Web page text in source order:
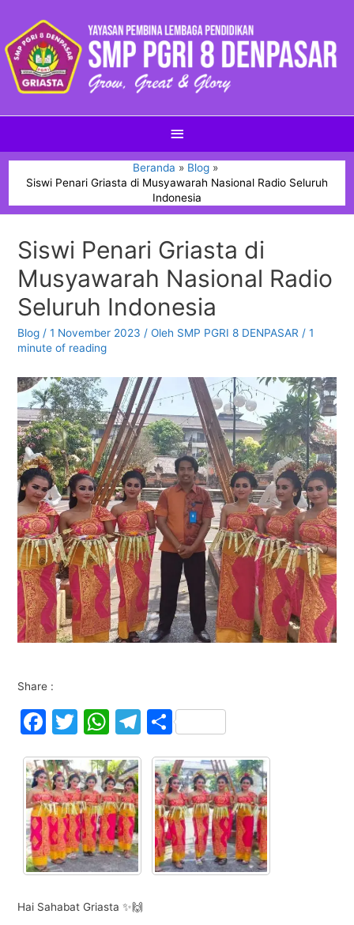
Beranda
Blog
Siswi Penari Griasta di Musyawarah Nasional Radio Seluruh
Indonesia
Siswi Penari Griasta di
Musyawarah Nasional Radio
Seluruh Indonesia
Blog / 1 November 2023 / Oleh SMP PGRI 8 DENPASAR / 1
minute of reading
Share :
F
c
e
b
o
o
k
T
itt
er
W
at
s
A
p
p
T
e
gr
m
S
ar
e
Hai Sahabat Griasta ✨🙌